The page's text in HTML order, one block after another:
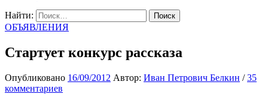
Найти:
ОБЪЯВЛЕНИЯ
Стартует конкурс рассказа
Опубликовано 16/09/2012 Автор: Иван Петрович Белкин /35
комментариев